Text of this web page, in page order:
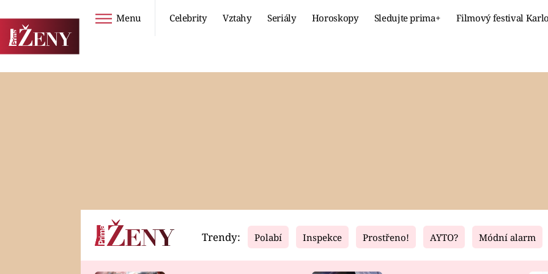
Menu Celebrity Vztahy Seriály Horoskopy Sledujte prima+ Filmový festival
Horoskopy Video Fresh Living
Trendy: Polabí Inspekce Prostřeno! AYTO? Módní alarm